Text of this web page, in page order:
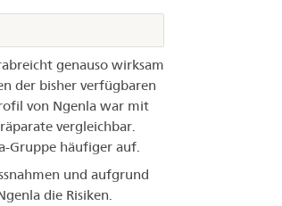
genauso wirksam
der bisher verfügbaren
von Ngenla war mit
vergleichbar.
Gruppe häufiger auf.
und aufgrund
die Risiken.